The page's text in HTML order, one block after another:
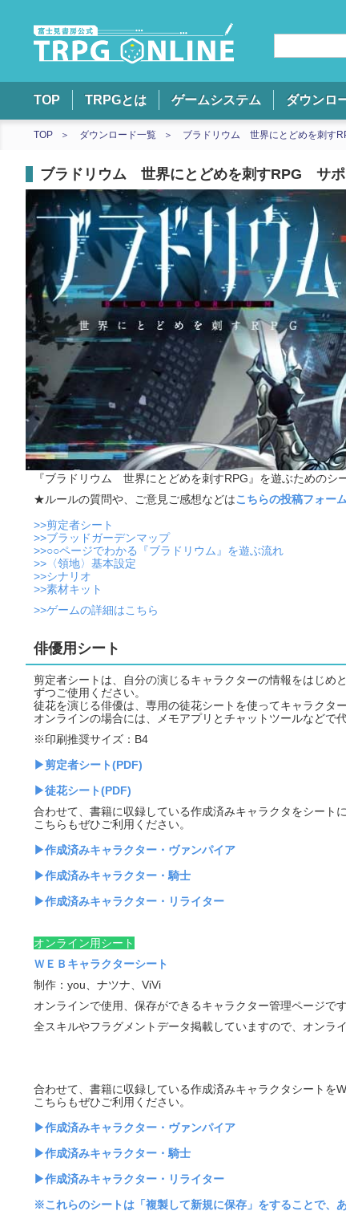
TOP TRPGとは ゲームシステム ダウンロ
TOP ダウンロード一覧 ブラドリウム 世界にとどめを刺す
ブラドリウム 世界にとどめを刺すRPG サポ
『ブラドリウム 世界にとどめを刺すRPG』を遊ぶためのシ
★ルールの質問や、ご意見ご感想などはこちらの投稿フォー
>>剪定者シート
>>ブラッドガーデンマップ
>>○○ページでわかる『ブラドリウム』を遊ぶ流れ
>>〈領地〉基本設定
>>シナリオ
>>素材キット
>>ゲームの詳細はこちら
俳優用シート
剪定者シートは、自分の演じるキャラクターの情報をはじめ
ずつご使用ください。
徒花を演じる俳優は、専用の徒花シートを使ってキャラクタ
オンラインの場合には、メモアプリとチャットツールなどで
※印刷推奨サイズ：B4
▶剪定者シート(PDF)
▶徒花シート(PDF)
合わせて、書籍に収録している作成済みキャラクタをシート
こちらもぜひご利用ください。
▶作成済みキャラクター・ヴァンパイア
▶作成済みキャラクター・騎士
▶作成済みキャラクター・リライター
オンライン用シート
ＷＥＢキャラクターシート
制作：you、ナツナ、ViVi
オンラインで使用、保存ができるキャラクター管理ページです
全スキルやフラグメントデータ掲載していますので、オンラ
合わせて、書籍に収録している作成済みキャラクタシートを
こちらもぜひご利用ください。
▶作成済みキャラクター・ヴァンパイア
▶作成済みキャラクター・騎士
▶作成済みキャラクター・リライター
※これらのシートは「複製して新規に保存」をすることで、